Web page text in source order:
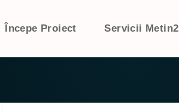
Începe Proiect Servicii Metin2